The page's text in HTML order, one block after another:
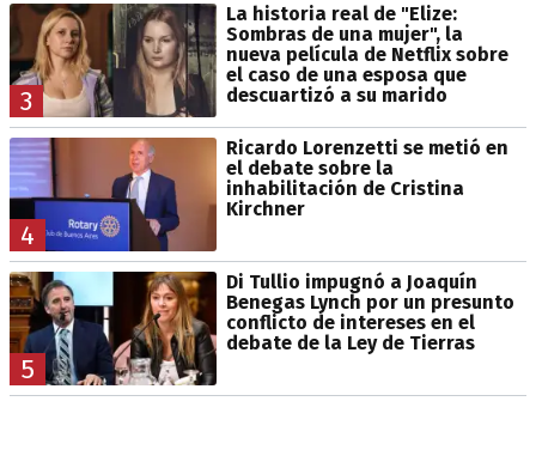
3
La historia real de "Elize:
Sombras de una mujer", la
nueva película de Netflix sobre
el caso de una esposa que
descuartizó a su marido
4
Ricardo Lorenzetti se metió en
el debate sobre la
inhabilitación de Cristina
Kirchner
5
Di Tullio impugnó a Joaquín
Benegas Lynch por un presunto
conflicto de intereses en el
debate de la Ley de Tierras